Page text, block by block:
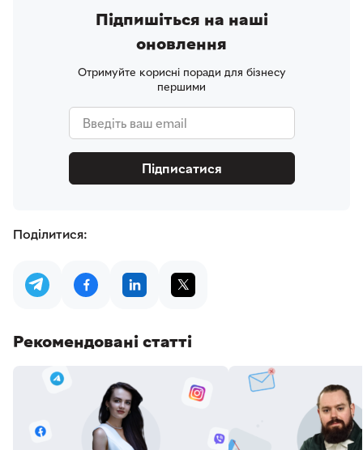
Підпишіться на наші
оновлення
Отримуйте корисні поради для бізнесу
першими
Підписатися
Поділитися:
Рекомендовані статті